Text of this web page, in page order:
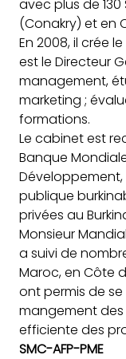
avec plus de
(Conakry) et en
En 2008, il crée
est le Directeur
management,
marketing ;
formations.
Le cabinet est
Banque
Développement,
publique
privées au
Monsieur
a suivi de
Maroc, en Côte
ont permis de
mangement
efficiente des
SMC-AFP-PME